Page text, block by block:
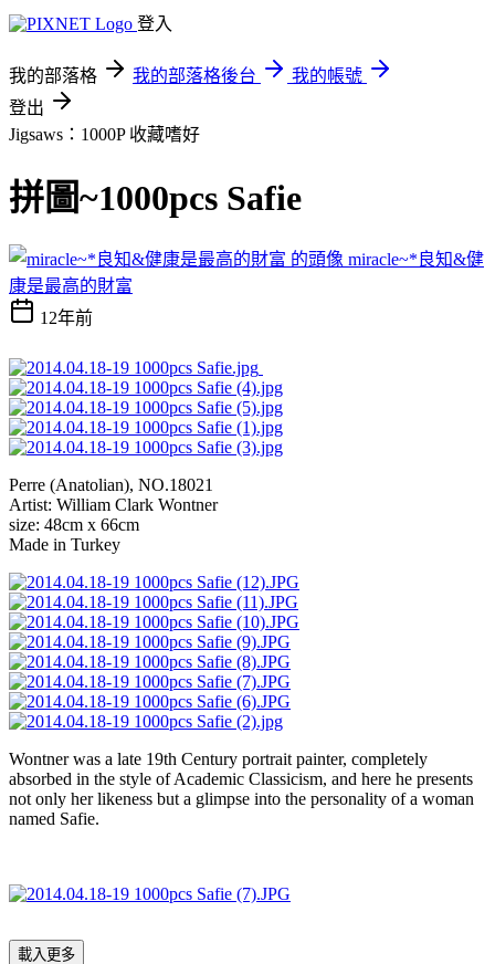
登入
我的部落格 我的部落格後台
我的帳號
登出
Jigsaws：1000P 收藏嗜好
拼圖~1000pcs Safie
miracle~*良知&健
康是最高的財富
12年前
Perre (Anatolian), NO.18021
Artist: William Clark Wontner
size: 48cm x 66cm
Made in Turkey
Wontner was a late 19th Century portrait painter, completely
absorbed in the style of Academic Classicism, and here he presents
not only her likeness but a glimpse into the personality of a woman
named Safie.
載入更多